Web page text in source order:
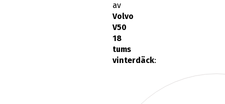
av
Volvo
V50
18
tums
vinterdäck: